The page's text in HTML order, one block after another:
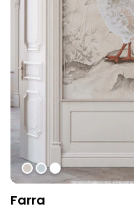
#d2cac3
#c6cfd3
#ffffff
Farra